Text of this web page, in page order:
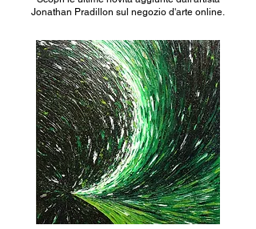
Jonathan Pradillon sul negozio d'arte online.